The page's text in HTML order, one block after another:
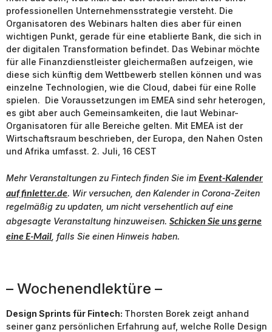
professionellen Unternehmensstrategie versteht. Die
Organisatoren des Webinars halten dies aber für einen
wichtigen Punkt, gerade für eine etablierte Bank, die sich in
der digitalen Transformation befindet. Das Webinar möchte
für alle Finanzdienstleister gleichermaßen aufzeigen, wie
diese sich künftig dem Wettbewerb stellen können und was
einzelne Technologien, wie die Cloud, dabei für eine Rolle
spielen. Die Voraussetzungen im EMEA sind sehr heterogen,
es gibt aber auch Gemeinsamkeiten, die laut Webinar-
Organisatoren für alle Bereiche gelten. Mit EMEA ist der
Wirtschaftsraum beschrieben, der Europa, den Nahen Osten
und Afrika umfasst. 2. Juli, 16 CEST
Mehr Veranstaltungen zu Fintech finden Sie im Event-Kalender
auf finletter.de. Wir versuchen, den Kalender in Corona-Zeiten
regelmäßig zu updaten, um nicht versehentlich auf eine
abgesagte Veranstaltung hinzuweisen. Schicken Sie uns gerne
eine E-Mail , falls Sie einen Hinweis haben.
– Wochenendlektüre –
Design Sprints für Fintech: Thorsten Borek zeigt anhand
seiner ganz persönlichen Erfahrung auf, welche Rolle Design